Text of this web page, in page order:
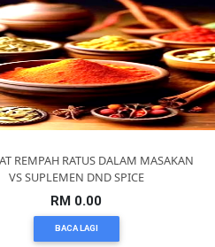
REMPAH RATUS DALAM MASAKAN
VS SUPLEMEN DND SPICE
RM 0.00
BACA LAGI